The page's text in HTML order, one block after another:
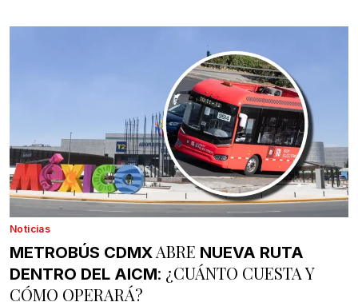
Noticias
METROBÚS CDMX ABRE NUEVA RUTA
DENTRO DEL AICM: ¿CUÁNTO CUESTA Y
CÓMO OPERARÁ?